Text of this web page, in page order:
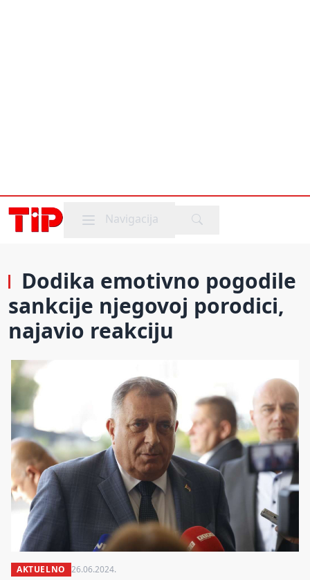
Mobile menu
Navigacija
Dodika emotivno pogodile
sankcije njegovoj porodici,
najavio reakciju
AKTUELNO 26.06.2024.